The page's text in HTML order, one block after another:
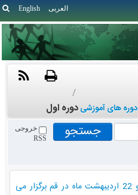
English العربی
دوره های آموزشی
/
دوره اول
خروجی
RSS
21 و 22 اردیبهشت ماه در قم برگزار می